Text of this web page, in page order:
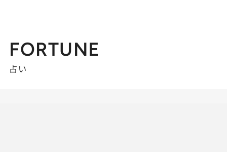
FORTUNE
占い